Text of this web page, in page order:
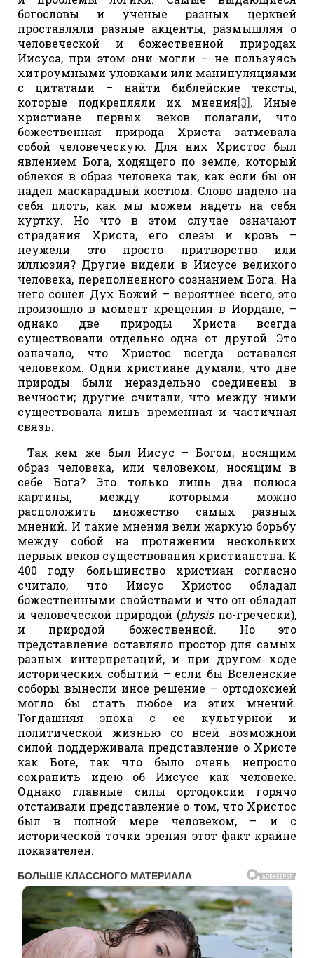
богословы и ученые разных церквей
проставляли разные акценты, размышляя о
человеческой и божественной природах
Иисуса, при этом они могли – не пользуясь
хитроумными уловками или манипуляциями
с цитатами – найти библейские тексты,
которые подкрепляли их мнения[3]. Иные
христиане первых веков полагали, что
божественная природа Христа затмевала
собой человеческую. Для них Христос был
явлением Бога, ходящего по земле, который
облекся в образ человека так, как если бы он
надел маскарадный костюм. Слово надело на
себя плоть, как мы можем надеть на себя
куртку. Но что в этом случае означают
страдания Христа, его слезы и кровь –
неужели это просто притворство или
иллюзия? Другие видели в Иисусе великого
человека, переполненного сознанием Бога. На
него сошел Дух Божий – вероятнее всего, это
произошло в момент крещения в Иордане, –
однако две природы Христа всегда
существовали отдельно одна от другой. Это
означало, что Христос всегда оставался
человеком. Одни христиане думали, что две
природы были нераздельно соединены в
вечности; другие считали, что между ними
существовала лишь временная и частичная
связь.
Так кем же был Иисус – Богом, носящим
образ человека, или человеком, носящим в
себе Бога? Это только лишь два полюса
картины, между которыми можно
расположить множество самых разных
мнений. И такие мнения вели жаркую борьбу
между собой на протяжении нескольких
первых веков существования христианства. К
400 году большинство христиан согласно
считало, что Иисус Христос обладал
божественными свойствами и что он обладал
и человеческой природой (physisпо-гречески),
и природой божественной. Но это
представление оставляло простор для самых
разных интерпретаций, и при другом ходе
исторических событий – если бы Вселенские
соборы вынесли иное решение – ортодоксией
могло бы стать любое из этих мнений.
Тогдашняя эпоха с ее культурной и
политической жизнью со всей возможной
силой поддерживала представление о Христе
как Боге, так что было очень непросто
сохранить идею об Иисусе как человеке.
Однако главные силы ортодоксии горячо
отстаивали представление о том, что Христос
был в полной мере человеком, – и с
исторической точки зрения этот факт крайне
показателен.